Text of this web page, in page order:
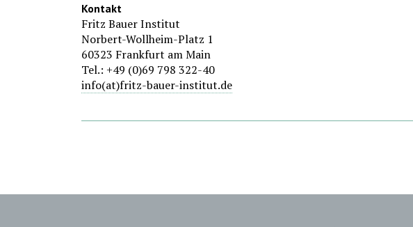
Kontakt
Fritz Bauer Institut
Norbert-Wollheim-Platz 1
60323 Frankfurt am Main
Tel.: +49 (0)69 798 322-40
info(at)fritz-bauer-institut.de